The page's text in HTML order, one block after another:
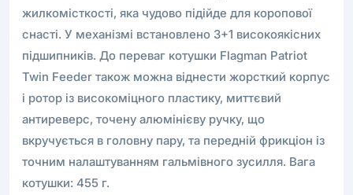
жилкомісткості, яка чудово підійде для коропової
снасті. У механізмі встановлено 3+1 високоякісних
підшипників. До переваг котушки Flagman Patriot
Twin Feeder також можна віднести жорсткий корпус
і ротор із високоміцного пластику, миттєвий
антиреверс, точену алюмінієву ручку, що
вкручується в головну пару, та передній фрикціон із
точним налаштуванням гальмівного зусилля. Вага
котушки: 455 г.